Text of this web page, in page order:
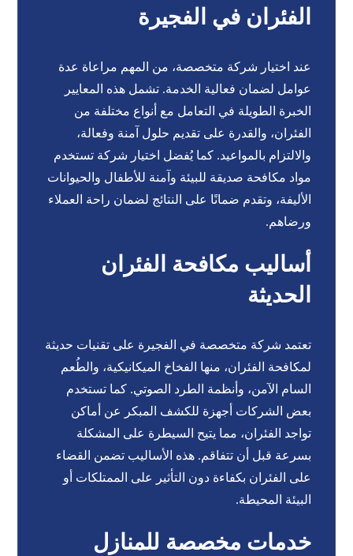
الفئران في الفجيرة
عند اختيار شركة متخصصة، من المهم مراعاة عدة
عوامل لضمان فعالية الخدمة. تشمل هذه المعايير
الخبرة الطويلة في التعامل مع أنواع مختلفة من
الفئران، والقدرة على تقديم حلول آمنة وفعالة،
والالتزام بالمواعيد. كما يُفضل اختيار شركة تستخدم
مواد مكافحة صديقة للبيئة وآمنة للأطفال والحيوانات
الأليفة، وتقدم ضمانًا على النتائج لضمان راحة العملاء
ورضاهم.
أساليب مكافحة الفئران
الحديثة
تعتمد شركة متخصصة في الفجيرة على تقنيات حديثة
لمكافحة الفئران، منها الفخاخ الميكانيكية، والطُعم
السام الآمن، وأنظمة الطرد الصوتي. كما تستخدم
بعض الشركات أجهزة للكشف المبكر عن أماكن
تواجد الفئران، مما يتيح السيطرة على المشكلة
بسرعة قبل أن تتفاقم. هذه الأساليب تضمن القضاء
على الفئران بكفاءة دون التأثير على الممتلكات أو
البيئة المحيطة.
خدمات مخصصة للمنازل